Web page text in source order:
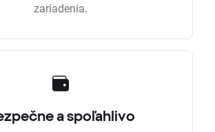
zariadenia.
a spoľahlivo